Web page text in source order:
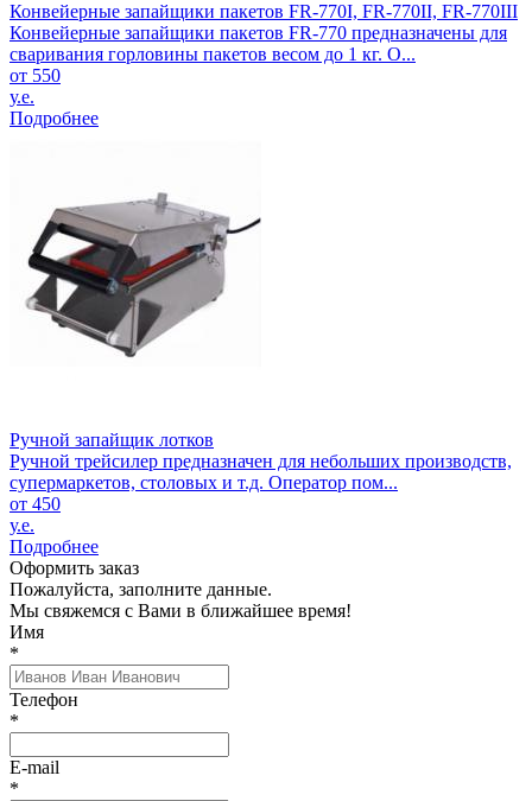
Конвейерные запайщики пакетов FR-770I, FR-770II, FR-770III
Конвейерные запайщики пакетов FR-770 предназначены для
сваривания горловины пакетов весом до 1 кг. О...
от 550
у.е.
Подробнее
Ручной запайщик лотков
Ручной трейсилер предназначен для небольших производств,
супермаркетов, столовых и т.д. Оператор пом...
от 450
у.е.
Подробнее
Оформить заказ
Пожалуйста, заполните данные.
Мы свяжемся с Вами в ближайшее время!
Имя
*
Телефон
*
E-mail
*